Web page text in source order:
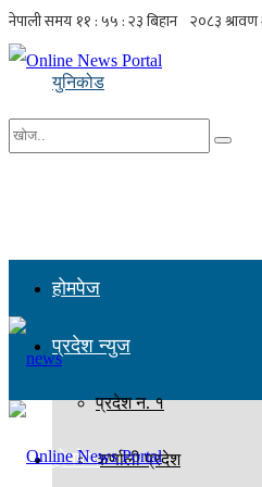
युनिकोड
होमपेज
प्रदेश न्युज
प्रदेश न. १
कर्णाली प्रदेश
होमपेज